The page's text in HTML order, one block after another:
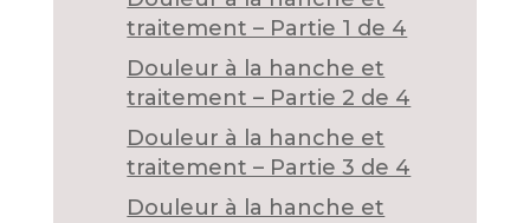
traitement – Partie 1 de 4
Douleur à la hanche et
traitement – Partie 2 de 4
Douleur à la hanche et
traitement – Partie 3 de 4
Douleur à la hanche et